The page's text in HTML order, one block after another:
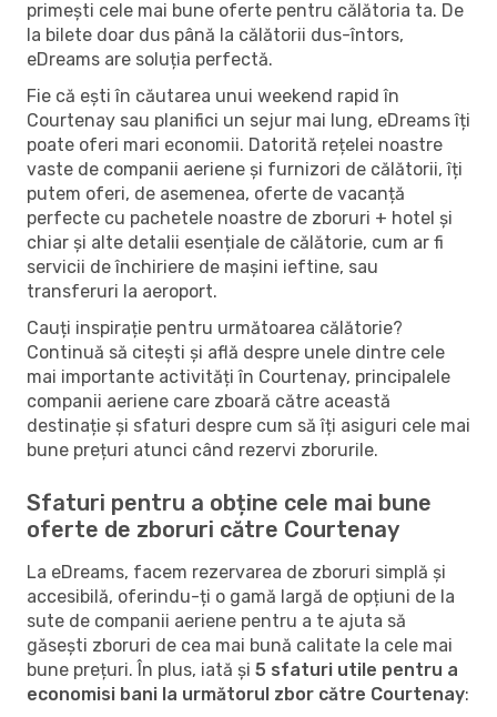
primești cele mai bune oferte pentru călătoria ta. De
la bilete doar dus până la călătorii dus-întors,
eDreams are soluția perfectă.
Fie că ești în căutarea unui weekend rapid în
Courtenay sau planifici un sejur mai lung, eDreams îți
poate oferi mari economii. Datorită rețelei noastre
vaste de companii aeriene și furnizori de călătorii, îți
putem oferi, de asemenea, oferte de vacanță
perfecte cu pachetele noastre de zboruri + hotel și
chiar și alte detalii esențiale de călătorie, cum ar fi
servicii de închiriere de mașini ieftine, sau
transferuri la aeroport.
Cauți inspirație pentru următoarea călătorie?
Continuă să citești și află despre unele dintre cele
mai importante activități în Courtenay, principalele
companii aeriene care zboară către această
destinație și sfaturi despre cum să îți asiguri cele mai
bune prețuri atunci când rezervi zborurile.
Sfaturi pentru a obține cele mai bune
oferte de zboruri către Courtenay
La eDreams, facem rezervarea de zboruri simplă și
accesibilă, oferindu-ți o gamă largă de opțiuni de la
sute de companii aeriene pentru a te ajuta să
găsești zboruri de cea mai bună calitate la cele mai
bune prețuri. În plus, iată și 5 sfaturi utile pentru a
economisi bani la următorul zbor către Courtenay: